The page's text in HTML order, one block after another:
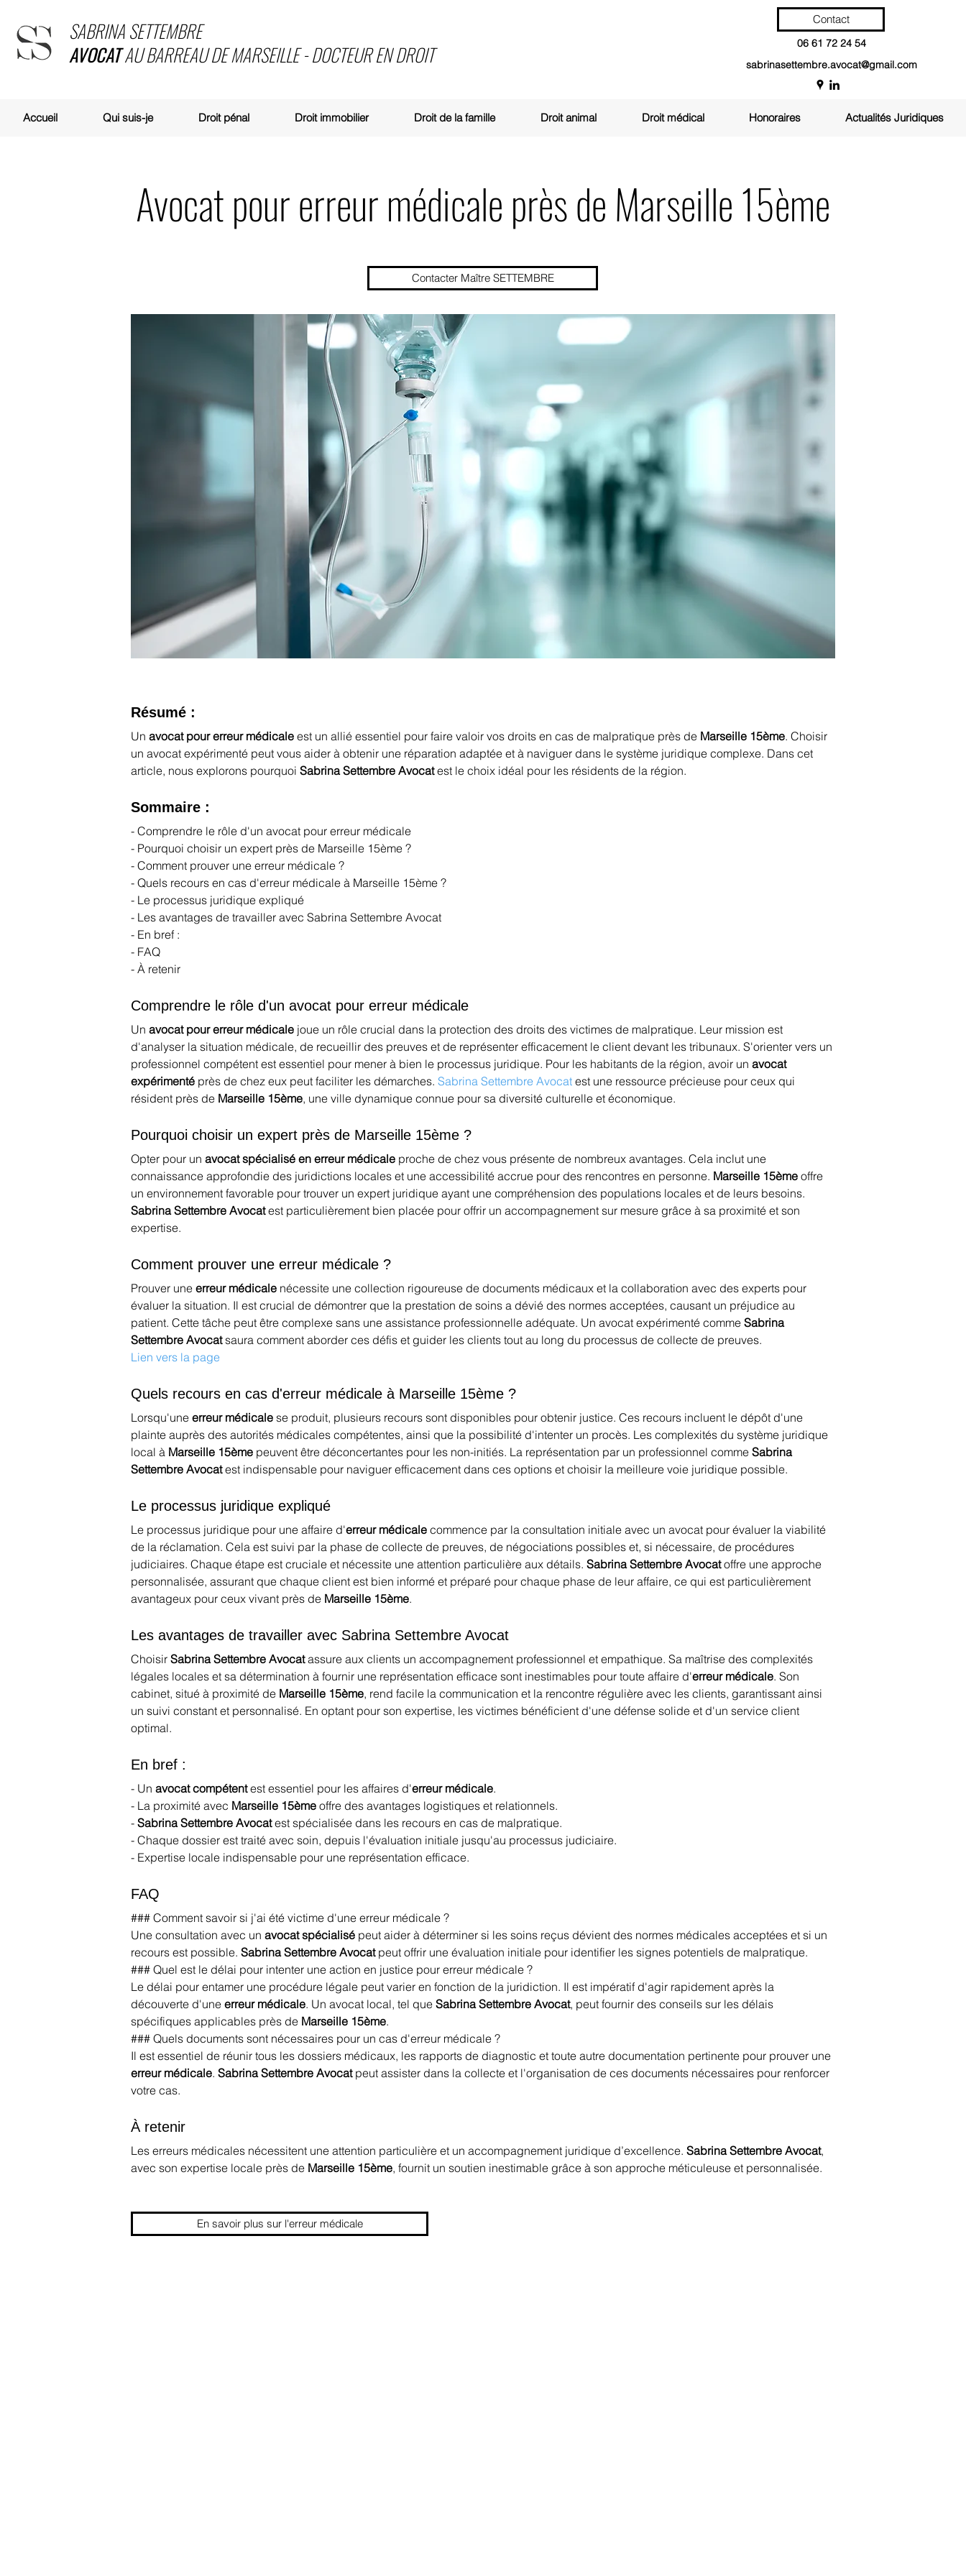
SABRINA SETTEMBRE
AVOCATAU BARREAU DE MARSEILLE - DOCTEUR EN DROIT
Contact
06 61 72 24 54
sabrinasettembre.avocat@gmail.com
Accueil Qui suis-je Droit pénal Droit immobilier Droit de la famille Droit animal Droit médical Honoraires Actualités Juridiques
Avocat pour erreur médicale près de Marseille 15ème
Contacter Maître SETTEMBRE
Résumé :
Un avocat pour erreur médicale est un allié essentiel pour faire valoir vos droits en cas de malpratique près de Marseille 15ème. Choisir
un avocat expérimenté peut vous aider à obtenir une réparation adaptée et à naviguer dans le système juridique complexe. Dans cet
article, nous explorons pourquoi Sabrina Settembre Avocat est le choix idéal pour les résidents de la région.
Sommaire :
- Comprendre le rôle d'un avocat pour erreur médicale
- Pourquoi choisir un expert près de Marseille 15ème ?
- Comment prouver une erreur médicale ?
- Quels recours en cas d'erreur médicale à Marseille 15ème ?
- Le processus juridique expliqué
- Les avantages de travailler avec Sabrina Settembre Avocat
- En bref :
- FAQ
- À retenir
Comprendre le rôle d'un avocat pour erreur médicale
Un avocat pour erreur médicale joue un rôle crucial dans la protection des droits des victimes de malpratique. Leur mission est
d'analyser la situation médicale, de recueillir des preuves et de représenter efficacement le client devant les tribunaux. S'orienter vers un
professionnel compétent est essentiel pour mener à bien le processus juridique. Pour les habitants de la région, avoir un avocat
expérimenté près de chez eux peut faciliter les démarches. Sabrina Settembre Avocat est une ressource précieuse pour ceux qui
résident près de Marseille 15ème, une ville dynamique connue pour sa diversité culturelle et économique.
Pourquoi choisir un expert près de Marseille 15ème ?
Opter pour un avocat spécialisé en erreur médicale proche de chez vous présente de nombreux avantages. Cela inclut une
connaissance approfondie des juridictions locales et une accessibilité accrue pour des rencontres en personne. Marseille 15ème offre
un environnement favorable pour trouver un expert juridique ayant une compréhension des populations locales et de leurs besoins.
Sabrina Settembre Avocat est particulièrement bien placée pour offrir un accompagnement sur mesure grâce à sa proximité et son
expertise.
Comment prouver une erreur médicale ?
Prouver une erreur médicale nécessite une collection rigoureuse de documents médicaux et la collaboration avec des experts pour
évaluer la situation. Il est crucial de démontrer que la prestation de soins a dévié des normes acceptées, causant un préjudice au
patient. Cette tâche peut être complexe sans une assistance professionnelle adéquate. Un avocat expérimenté comme Sabrina
Settembre Avocat saura comment aborder ces défis et guider les clients tout au long du processus de collecte de preuves.
Lien vers la page
Quels recours en cas d'erreur médicale à Marseille 15ème ?
Lorsqu'une erreur médicale se produit, plusieurs recours sont disponibles pour obtenir justice. Ces recours incluent le dépôt d'une
plainte auprès des autorités médicales compétentes, ainsi que la possibilité d'intenter un procès. Les complexités du système juridique
local à Marseille 15ème peuvent être déconcertantes pour les non-initiés. La représentation par un professionnel comme Sabrina
Settembre Avocat est indispensable pour naviguer efficacement dans ces options et choisir la meilleure voie juridique possible.
Le processus juridique expliqué
Le processus juridique pour une affaire d'erreur médicale commence par la consultation initiale avec un avocat pour évaluer la viabilité
de la réclamation. Cela est suivi par la phase de collecte de preuves, de négociations possibles et, si nécessaire, de procédures
judiciaires. Chaque étape est cruciale et nécessite une attention particulière aux détails. Sabrina Settembre Avocat offre une approche
personnalisée, assurant que chaque client est bien informé et préparé pour chaque phase de leur affaire, ce qui est particulièrement
avantageux pour ceux vivant près de Marseille 15ème.
Les avantages de travailler avec Sabrina Settembre Avocat
Choisir Sabrina Settembre Avocat assure aux clients un accompagnement professionnel et empathique. Sa maîtrise des complexités
légales locales et sa détermination à fournir une représentation efficace sont inestimables pour toute affaire d'erreur médicale. Son
cabinet, situé à proximité de Marseille 15ème, rend facile la communication et la rencontre régulière avec les clients, garantissant ainsi
un suivi constant et personnalisé. En optant pour son expertise, les victimes bénéficient d'une défense solide et d'un service client
optimal.
En bref :
- Un avocat compétent est essentiel pour les affaires d'erreur médicale.
- La proximité avec Marseille 15ème offre des avantages logistiques et relationnels.
- Sabrina Settembre Avocat est spécialisée dans les recours en cas de malpratique.
- Chaque dossier est traité avec soin, depuis l'évaluation initiale jusqu'au processus judiciaire.
- Expertise locale indispensable pour une représentation efficace.
FAQ
### Comment savoir si j'ai été victime d'une erreur médicale ?
Une consultation avec un avocat spécialisé peut aider à déterminer si les soins reçus dévient des normes médicales acceptées et si un
recours est possible. Sabrina Settembre Avocat peut offrir une évaluation initiale pour identifier les signes potentiels de malpratique.
### Quel est le délai pour intenter une action en justice pour erreur médicale ?
Le délai pour entamer une procédure légale peut varier en fonction de la juridiction. Il est impératif d'agir rapidement après la
découverte d'une erreur médicale. Un avocat local, tel que Sabrina Settembre Avocat, peut fournir des conseils sur les délais
spécifiques applicables près de Marseille 15ème.
### Quels documents sont nécessaires pour un cas d'erreur médicale ?
Il est essentiel de réunir tous les dossiers médicaux, les rapports de diagnostic et toute autre documentation pertinente pour prouver une
erreur médicale. Sabrina Settembre Avocat peut assister dans la collecte et l'organisation de ces documents nécessaires pour renforcer
votre cas.
À retenir
Les erreurs médicales nécessitent une attention particulière et un accompagnement juridique d’excellence. Sabrina Settembre Avocat,
avec son expertise locale près de Marseille 15ème, fournit un soutien inestimable grâce à son approche méticuleuse et personnalisée.
En savoir plus sur l'erreur médicale